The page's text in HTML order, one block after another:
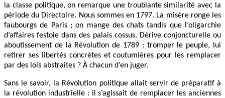
la classe politique, on remarque une troublante similarité avec la
période du Directoire. Nous sommes en 1797. La misère ronge les
faubourgs de Paris ; on mange des chats tandis que l’oligarchie
d’affaires festoie dans des palais cossus. Dérive conjoncturelle ou
aboutissement de la Révolution de 1789 : tromper le peuple, lui
retirer ses libertés concrètes et coutumières pour les remplacer
par des lois abstraites ? À chacun d’en juger.
Sans le savoir, la Révolution politique allait servir de préparatif à
la révolution industrielle : il s’agissait de remplacer les anciennes